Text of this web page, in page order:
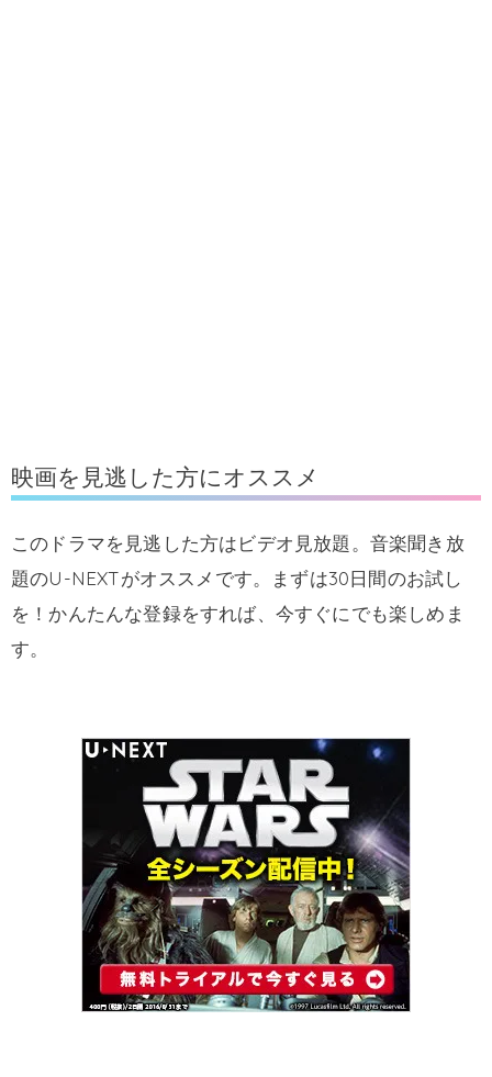
映画を見逃した方にオススメ
このドラマを見逃した方はビデオ見放題。音楽聞き放
題のU-NEXTがオススメです。まずは30日間のお試し
を！かんたんな登録をすれば、今すぐにでも楽しめま
す。